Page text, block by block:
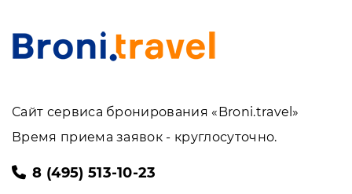
Сайт сервиса бронирования «Broni.travel»
Время приема заявок - круглосуточно.
8 (495) 513-10-23